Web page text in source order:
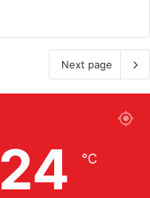
Next page
24 ℃